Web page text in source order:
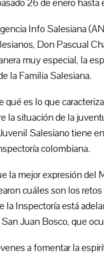
26 de enero hasta
Info Salesiana
Don Pascual
muy especial, la
la Familia Salesiana.
es lo que
la situación de la
Salesiano tiene
colombiana.
la mejor expresión del
cuáles son los
Inspectoría está
Juan Bosco, que
a fomentar la